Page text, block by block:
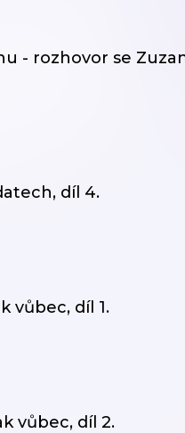
- rozhovor se
díl 4.
vůbec, díl 1.
vůbec, díl 2.